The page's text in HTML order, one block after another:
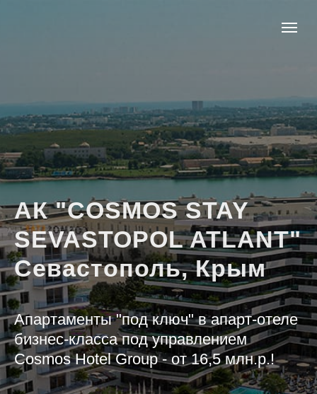
АК "COSMOS STAY
SEVASTOPOL ATLANT"
Севастополь, Крым
Апартаменты "под ключ" в апарт-отеле
бизнес-класса под управлением
Cosmos Hotel Group - от 16,5 млн.р.!